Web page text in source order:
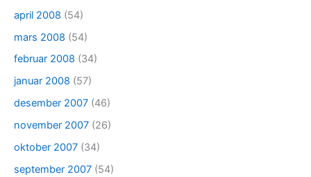
april 2008 (54)
mars 2008 (54)
februar 2008 (34)
januar 2008 (57)
desember 2007 (46)
november 2007 (26)
oktober 2007 (34)
september 2007 (54)